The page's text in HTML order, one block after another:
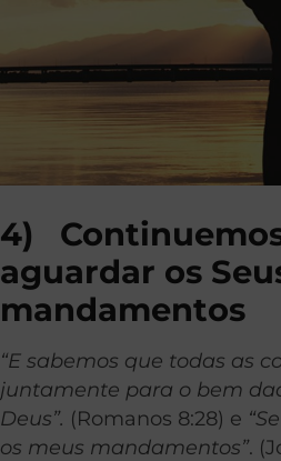
4)
aguardar os
mandamentos
“E sabemos que todas as
juntamente para o bem
Deus”. (Romanos 8:28) e
os meus mandamentos”.